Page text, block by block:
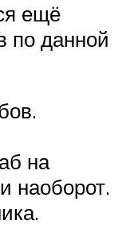
ещё
по данной
на
наоборот.